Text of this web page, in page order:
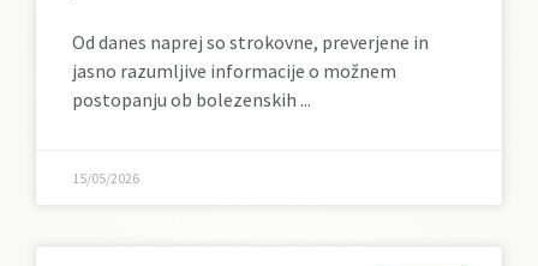
Od danes naprej so strokovne, preverjene in
jasno razumljive informacije o možnem
postopanju ob bolezenskih
15/05/2026